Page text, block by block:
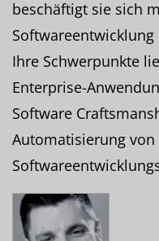
beschäftigt sie sich
Ihre Schwerpunkte
Enterprise-
Software
Automatisierung von